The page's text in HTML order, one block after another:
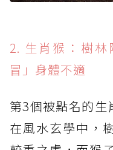
2. 生肖猴：樹
冒」身體不適
第3個被點名的生
在風水玄學中，